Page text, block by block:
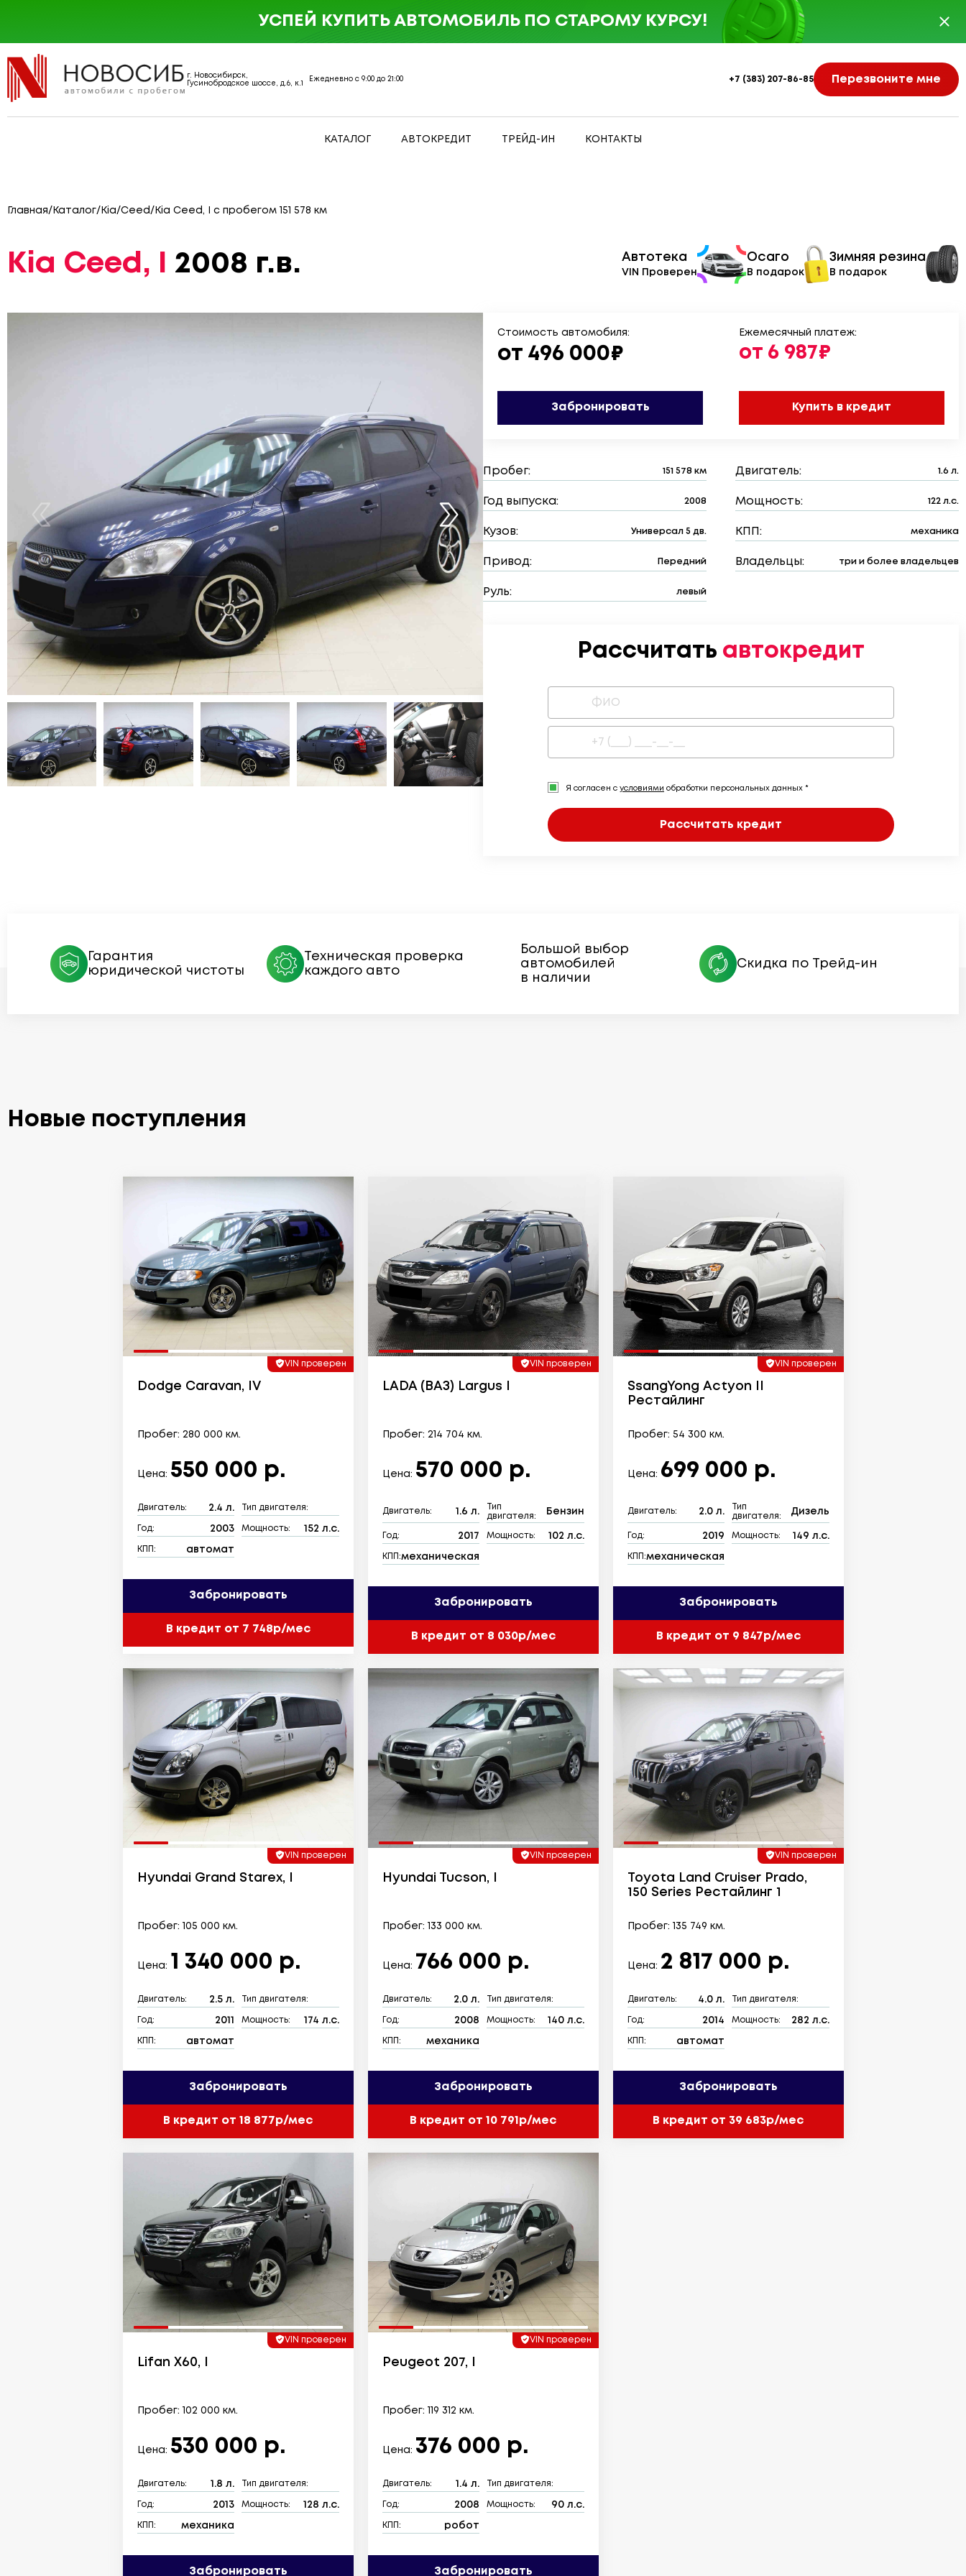
г. Новосибирск,
Гусинобродское шоссе, д.6, к.1
Ежедневно с 9:00 до 21:00 +7 (383) 207-86-85 Перезвоните мне
КАТАЛОГ АВТОКРЕДИТ ТРЕЙД-ИН КОНТАКТЫ
УСПЕЙ КУПИТЬ АВТОМОБИЛЬ ПО СТАРОМУ КУРСУ!
Главная/ Каталог/ Kia/Ceed / Kia Ceed, I с пробегом 151 578 км
Kia Ceed, I 2008 г.в. Автотека
VIN Проверен
Осаго
В подарок
Зимняя резина
В подарок
Стоимость автомобиля:
от 496 000₽
Забронировать
Ежемесячный платеж:
от 6 987₽
Купить в кредит
Пробег: 151 578 км Двигатель: 1.6 л.
Год выпуска: 2008 Мощность: 122 л.с.
Кузов: Универсал 5 дв. КПП: механика
Привод: Передний Владельцы: три и более владельцев
Руль: левый
Рассчитать автокредит
Я согласен с условиями обработки персональных данных *
Рассчитать кредит
Гарантия
юридической чистоты
Техническая проверка
каждого авто
Большой выбор
автомобилей
в наличии
Скидка по Трейд-ин
Новые поступления
VIN проверен
Dodge Caravan, IV
Пробег: 280 000 км.
Цена: 550 000 р.
Двигатель: 2.4 л. Тип двигателя:
Год: 2003 Мощность: 152 л.с.
КПП: автомат
Забронировать
В кредит от 7 748р/мес
VIN проверен
LADA (ВАЗ) Largus I
Пробег: 214 704 км.
Цена: 570 000 р.
Двигатель: 1.6 л.
Тип
двигателя:
Бензин
Год: 2017 Мощность: 102 л.с.
КПП:механическая
Забронировать
В кредит от 8 030р/мес
VIN проверен
SsangYong Actyon II
Рестайлинг
Пробег: 54 300 км.
Цена: 699 000 р.
Двигатель: 2.0 л.
Тип
двигателя:
Дизель
Год: 2019 Мощность: 149 л.с.
КПП:механическая
Забронировать
В кредит от 9 847р/мес
VIN проверен
Hyundai Grand Starex, I
Пробег: 105 000 км.
Цена: 1 340 000 р.
Двигатель: 2.5 л. Тип двигателя:
Год: 2011 Мощность: 174 л.с.
КПП: автомат
Забронировать
В кредит от 18 877р/мес
VIN проверен
Hyundai Tucson, I
Пробег: 133 000 км.
Цена: 766 000 р.
Двигатель: 2.0 л. Тип двигателя:
Год: 2008 Мощность: 140 л.с.
КПП: механика
Забронировать
В кредит от 10 791р/мес
VIN проверен
Toyota Land Cruiser Prado,
150 Series Рестайлинг 1
Пробег: 135 749 км.
Цена: 2 817 000 р.
Двигатель: 4.0 л. Тип двигателя:
Год: 2014 Мощность: 282 л.с.
КПП: автомат
Забронировать
В кредит от 39 683р/мес
VIN проверен
Lifan X60, I
Пробег: 102 000 км.
Цена: 530 000 р.
Двигатель: 1.8 л. Тип двигателя:
Год: 2013 Мощность: 128 л.с.
КПП: механика
Забронировать
VIN проверен
Peugeot 207, I
Пробег: 119 312 км.
Цена: 376 000 р.
Двигатель: 1.4 л. Тип двигателя:
Год: 2008 Мощность: 90 л.с.
КПП: робот
Забронировать